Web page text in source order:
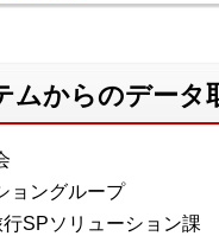
ムからのデータ
ョングループ
SPソリューション課